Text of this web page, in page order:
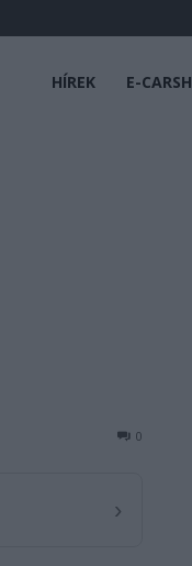
HÍREK E-
0
›